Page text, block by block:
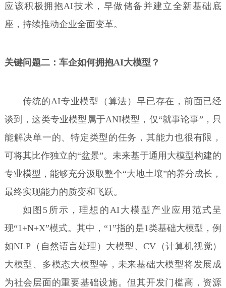
应该积极拥抱AI技术，早做储备并建立全新基础底
座，持续推动企业全面变革。
关键问题二：车企如何拥抱AI大模型？
传统的AI专业模型（算法）早已存在，前面已经
谈到，这类专业模型属于ANI模型，仅“就事论事”，只
能解决单一的、特定类型的任务，其能力也很有限，
可将其比作独立的“盆景”。未来基于通用大模型构建的
专业模型，能够充分汲取整个“大地土壤”的养分成长，
最终实现能力的质变和飞跃。
如图5所示，理想的AI大模型产业应用范式呈
现“1+N+X”模式。其中，“1”指的是1类基础大模型，例
如NLP（自然语言处理）大模型、CV（计算机视觉）
大模型、多模态大模型等，未来基础大模型将发展成
为社会层面的重要基础设施。但其开发门槛高，资源